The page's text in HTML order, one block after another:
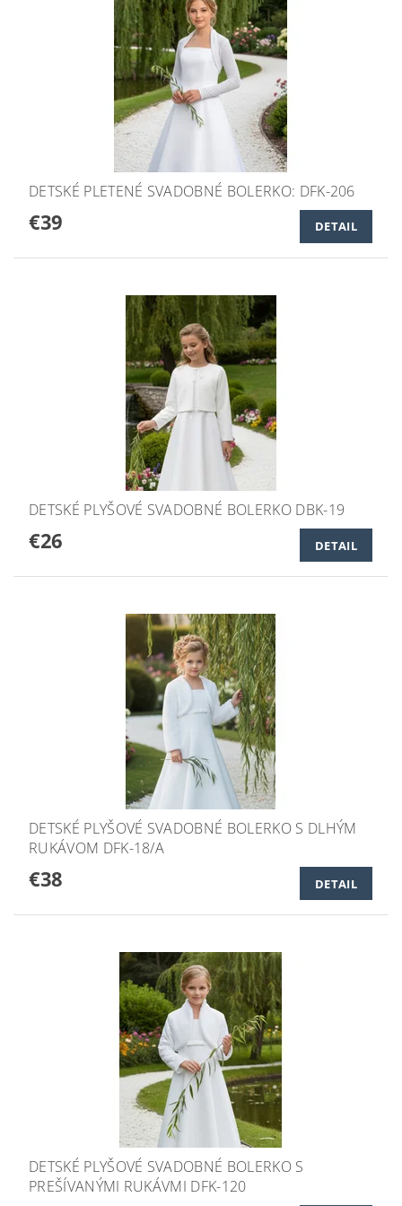
DETSKÉ PLETENÉ SVADOBNÉ BOLERKO: DFK-206
€39 DETAIL
DETSKÉ PLYŠOVÉ SVADOBNÉ BOLERKO DBK-19
€26 DETAIL
DETSKÉ PLYŠOVÉ SVADOBNÉ BOLERKO S DLHÝM
RUKÁVOM DFK-18/A
€38 DETAIL
DETSKÉ PLYŠOVÉ SVADOBNÉ BOLERKO S
PREŠÍVANÝMI RUKÁVMI DFK-120